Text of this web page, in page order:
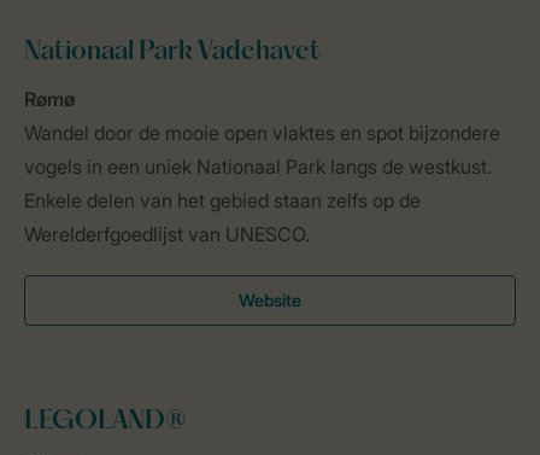
Nationaal Park Vadehavet
Rømø
Wandel door de mooie open vlaktes en spot bijzondere
vogels in een uniek Nationaal Park langs de westkust.
Enkele delen van het gebied staan zelfs op de
Werelderfgoedlijst van UNESCO.
Website
LEGOLAND®